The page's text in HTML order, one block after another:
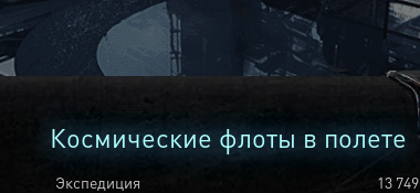
Космические флоты в полете
Экспедиция
13 749